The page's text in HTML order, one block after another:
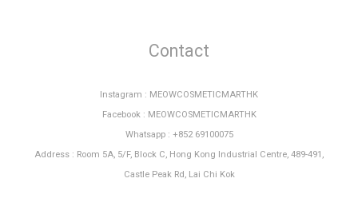
Contact
Instagram : MEOWCOSMETICMARTHK
Facebook : MEOWCOSMETICMARTHK
Whatsapp : +852 69100075
Address : Room 5A, 5/F, Block C, Hong Kong Industrial Centre, 489-491,
Castle Peak Rd, Lai Chi Kok